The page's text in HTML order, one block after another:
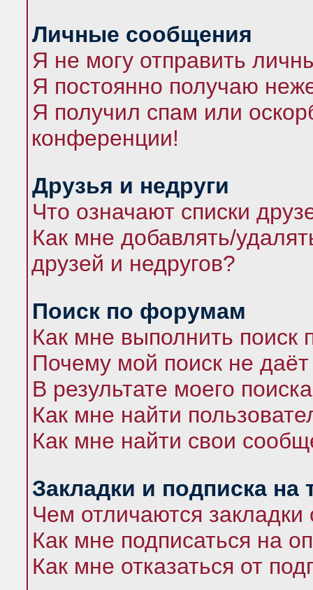
Личные сообщения
Я не могу отправить
Я постоянно получаю
Я получил спам или
конференции!
Друзья и недруги
Что означают списки
Как мне добавлять/
друзей и недругов?
Поиск по форумам
Как мне выполнить
Почему мой поиск не даёт
В результате моего
Как мне найти
Как мне найти свои
Закладки и подписка на
Чем отличаются закладки
Как мне подписаться на
Как мне отказаться от